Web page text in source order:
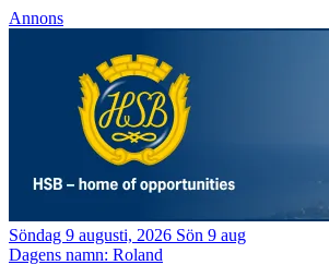
Annons
Söndag 9 augusti, 2026 Sön 9 aug
Dagens namn: Roland